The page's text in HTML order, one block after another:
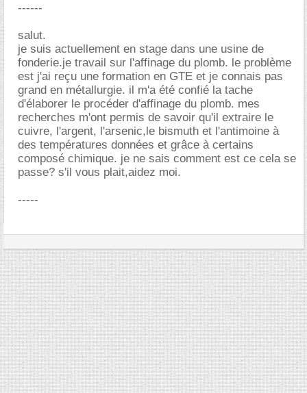
------
salut.
je suis actuellement en stage dans une usine de
fonderie.je travail sur l'affinage du plomb. le problème
est j'ai reçu une formation en GTE et je connais pas
grand en métallurgie. il m'a été confié la tache
d'élaborer le procéder d'affinage du plomb. mes
recherches m'ont permis de savoir qu'il extraire le
cuivre, l'argent, l'arsenic,le bismuth et l'antimoine à
des températures données et grâce à certains
composé chimique. je ne sais comment est ce cela se
passe? s'il vous plait,aidez moi.
-----